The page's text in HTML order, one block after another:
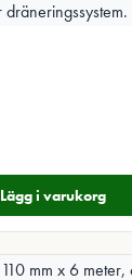
Lägg i varukorg